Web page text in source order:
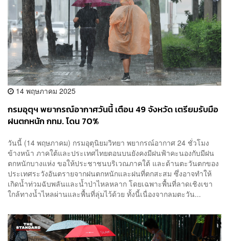
14 พฤษภาคม 2025
กรมอุตุฯ พยากรณ์อากาศวันนี้ เตือน 49 จังหวัด เตรียมรับมือ
ฝนตกหนัก กทม. โดน 70%
วันนี้ (14 พฤษภาคม) กรมอุตุนิยมวิทยา พยากรณ์อากาศ 24 ชั่วโมง
ข้างหน้า ภาคใต้และประเทศไทยตอนบนยังคงมีฝนฟ้าคะนองกับมีฝน
ตกหนักบางแห่ง ขอให้ประชาชนบริเวณภาคใต้ และด้านตะวันตกของ
ประเทศระวังอันตรายจากฝนตกหนักและฝนที่ตกสะสม ซึ่งอาจทำให้
เกิดน้ำท่วมฉับพลันและน้ำป่าไหลหลาก โดยเฉพาะพื้นที่ลาดเชิงเขา
ใกล้ทางน้ำไหลผ่านและพื้นที่ลุ่มไว้ด้วย ทั้งนี้เนื่องจากลมตะวัน...